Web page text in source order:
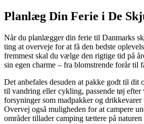
Planlæg Din Ferie i De
Når du planlægger din ferie til Danmarks
ting at overveje for at få den bedste
fremmest skal du vælge den rigtige tid på
sin egen charme – fra blomstrende forår til
Det anbefales desuden at pakke godt til dit
til vandring eller cykling, passende tøj efter
forsyninger som madpakker og
Overvej også muligheden for at campere
områder tillader camping tættere på